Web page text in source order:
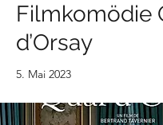
Filmkomödie
d’Orsay
5. Mai 2023